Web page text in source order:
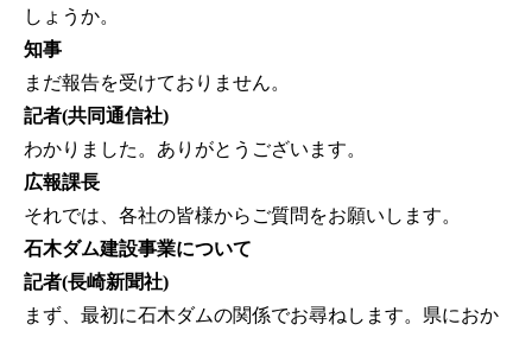
しょうか。
知事
まだ報告を受けておりません。
記者(共同通信社)
わかりました。ありがとうございます。
広報課長
それでは、各社の皆様からご質問をお願いします。
石木ダム建設事業について
記者(長崎新聞社)
まず、最初に石木ダムの関係でお尋ねします。県におか